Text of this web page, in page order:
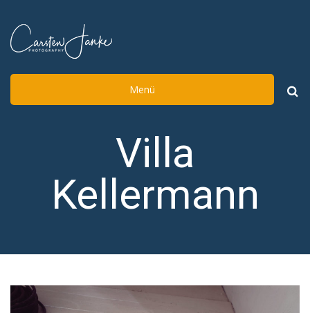
Menü
Suche
Villa
Kellermann